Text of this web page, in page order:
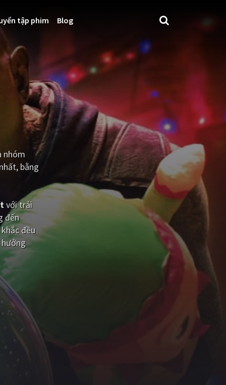
tập phim Blog
nhóm
bằng
với trải
đến
đều
hưởng